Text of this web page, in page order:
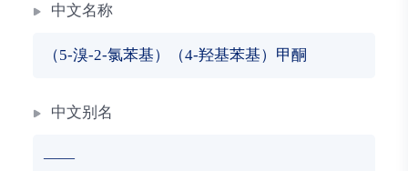
中文名称
（5-溴-2-氯苯基）（4-羟基苯基）甲酮
中文别名
——